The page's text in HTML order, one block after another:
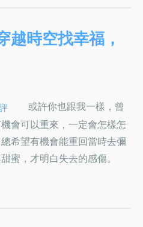
越時空找幸福，
或許你也跟我一樣，曾
會可以重來，一定會怎樣怎
希望有機會能重回當時去彌
蜜，才明白失去的感傷。